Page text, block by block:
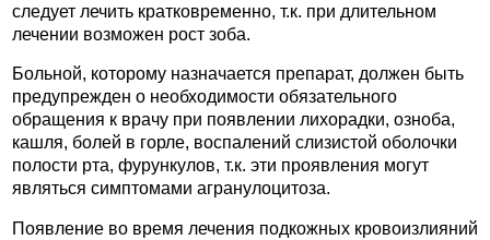
следует лечить кратковременно, т.к. при длительном
лечении возможен рост зоба.
Больной, которому назначается препарат, должен быть
предупрежден о необходимости обязательного
обращения к врачу при появлении лихорадки, озноба,
кашля, болей в горле, воспалений слизистой оболочки
полости рта, фурункулов, т.к. эти проявления могут
являться симптомами агранулоцитоза.
Появление во время лечения подкожных кровоизлияний